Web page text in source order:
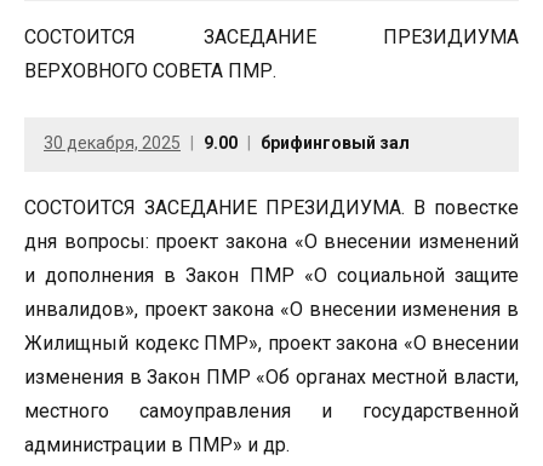
СОСТОИТСЯ ЗАСЕДАНИЕ ПРЕЗИДИУМА
ВЕРХОВНОГО СОВЕТА ПМР.
30 декабря, 2025 9.00 брифинговый зал
СОСТОИТСЯ ЗАСЕДАНИЕ ПРЕЗИДИУМА. В повестке
дня вопросы: проект закона «О внесении изменений
и дополнения в Закон ПМР «О социальной защите
инвалидов», проект закона «О внесении изменения в
Жилищный кодекс ПМР», проект закона «О внесении
изменения в Закон ПМР «Об органах местной власти,
местного самоуправления и государственной
администрации в ПМР» и др.